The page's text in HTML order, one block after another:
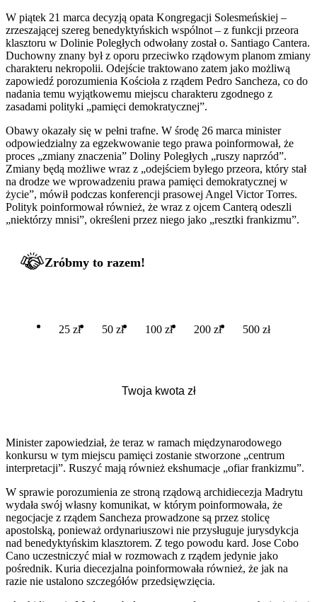
W piątek 21 marca decyzją opata Kongregacji Solesmeńskiej –
zrzeszającej szereg benedyktyńskich wspólnot – z funkcji przeora
klasztoru w Dolinie Poległych odwołany został o. Santiago Cantera.
Duchowny znany był z oporu przeciwko rządowym planom zmiany
charakteru nekropolii. Odejście traktowano zatem jako możliwą
zapowiedź porozumienia Kościoła z rządem Pedro Sancheza, co do
nadania temu wyjątkowemu miejscu charakteru zgodnego z
zasadami polityki „pamięci demokratycznej”.
Obawy okazały się w pełni trafne. W środę 26 marca minister
odpowiedzialny za egzekwowanie tego prawa poinformował, że
proces „zmiany znaczenia” Doliny Poległych „ruszy naprzód”.
Zmiany będą możliwe wraz z „odejściem byłego przeora, który stał
na drodze we wprowadzeniu prawa pamięci demokratycznej w
życie”, mówił podczas konferencji prasowej Angel Victor Torres.
Polityk poinformował również, że wraz z ojcem Canterą odeszli
„niektórzy mnisi”, określeni przez niego jako „resztki frankizmu”.
Zróbmy to razem!
25 zł 50 zł 100 zł 200 zł 500 zł
Minister zapowiedział, że teraz w ramach międzynarodowego
konkursu w tym miejscu pamięci zostanie stworzone „centrum
interpretacji”. Ruszyć mają również ekshumacje „ofiar frankizmu”.
W sprawie porozumienia ze stroną rządową archidiecezja Madrytu
wydała swój własny komunikat, w którym poinformowała, że
negocjacje z rządem Sancheza prowadzone są przez stolicę
apostolską, ponieważ ordynariuszowi nie przysługuje jurysdykcja
nad benedyktyńskim klasztorem. Z tego powodu kard. Jose Cobo
Cano uczestniczyć miał w rozmowach z rządem jedynie jako
pośrednik. Kuria diecezjalna poinformowała również, że jak na
razie nie ustalono szczegółów przedsięwzięcia.